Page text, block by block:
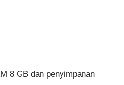
8 GB dan penyimpanan